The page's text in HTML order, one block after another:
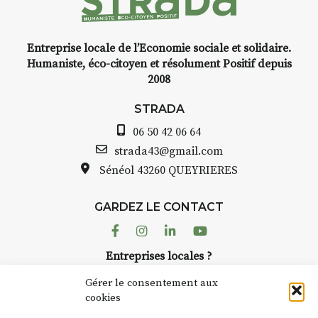
Gérer le consentement aux
cookies
INTERVIEW
avez ouvert une galerie à
Auzon…
Bernard TURLE Le Fumoir n’est
pas une galerie permanente.
AuzonToujours organise
dans le village. Des artistes et
caves, les granges d’Auzon. Le
Fumoir est l’un de ces espaces
Entreprise locale de l’Economie sociale et solidaire.
Humaniste, éco-citoyen et résolument Positif depuis
2008
STRADA
06 50 42 06 64
strada43@gmail.com
Sénéol 43260 QUEYRIERES
GARDEZ LE CONTACT
FacebookInstagram
LinkedinYoutube
Entreprises locales ?